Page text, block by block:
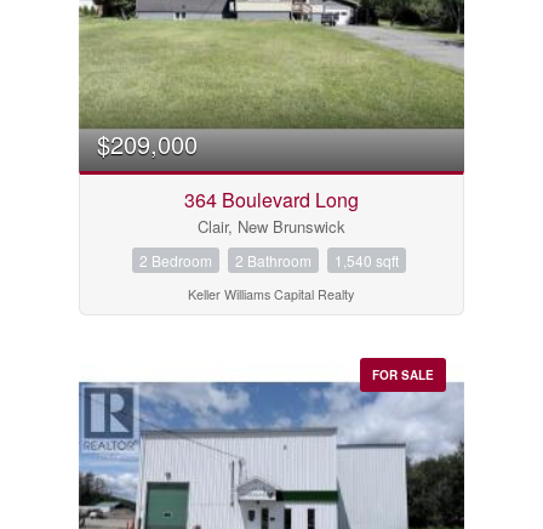
$209,000
364 Boulevard Long
Clair, New Brunswick
2 Bedroom 2 Bathroom 1,540 sqft
Keller Williams Capital Realty
FOR SALE